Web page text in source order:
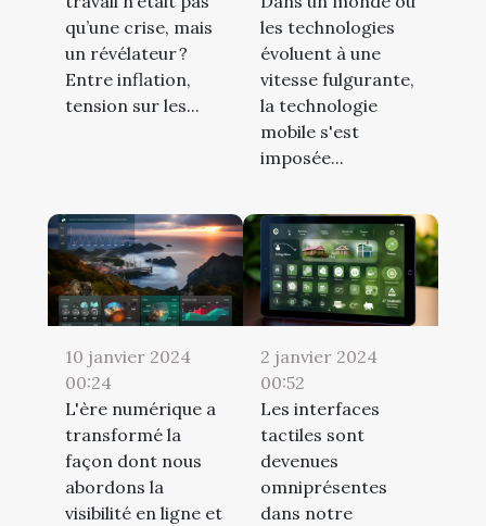
qu’une crise, mais
un révélateur ?
Entre inflation,
tension sur les...
les technologies
évoluent à une
vitesse fulgurante,
la technologie
mobile s'est
imposée...
10 janvier 2024
00:24
L'ère numérique a
transformé la
façon dont nous
abordons la
visibilité en ligne et
2 janvier 2024
00:52
Les interfaces
tactiles sont
devenues
omniprésentes
dans notre